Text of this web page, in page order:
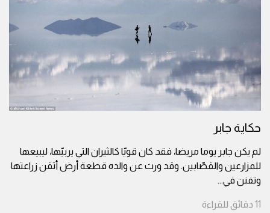
حكاية جابر
لم يكن جابر يوما مريضا، فقد كان قويّا كالثيران التي يربيّها، ليبيعها
للمزارعين والقصّابين. وقد ورث عن والده قطعة أرض أتقن زراعتها
وتفنن في...
11 دقائق للقراءة